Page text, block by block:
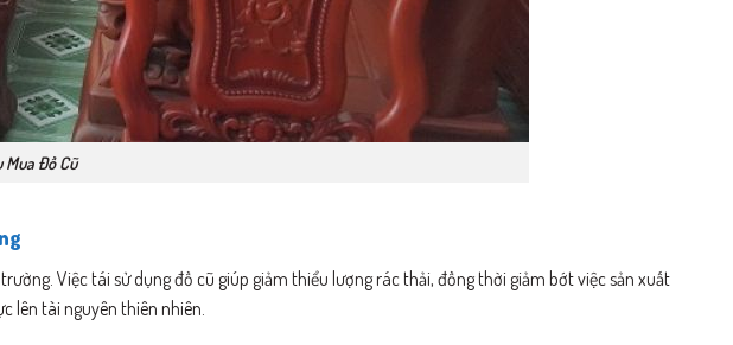
Mua Đồ Cũ
Việc tái sử dụng đồ cũ giúp giảm thiểu lượng rác thải, đồng thời giảm bớt việc sản xuất
lên tài nguyên thiên nhiên.